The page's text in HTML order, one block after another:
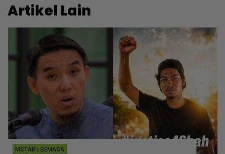
Artikel Lain
MSTAR | SEMASA